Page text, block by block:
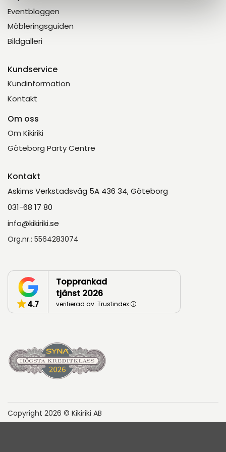
Eventbloggen
Möbleringsguiden
Bildgalleri
Kundservice
Kundinformation
Kontakt
Om oss
Om Kikiriki
Göteborg Party Centre
Kontakt
Askims Verkstadsväg 5A 436 34, Göteborg
031-68 17 80
info@kikiriki.se
Org.nr.: 5564283074
4.7
Topprankad
tjänst 2026
verifierad av: Trustindex
Copyright 2026 © Kikiriki AB